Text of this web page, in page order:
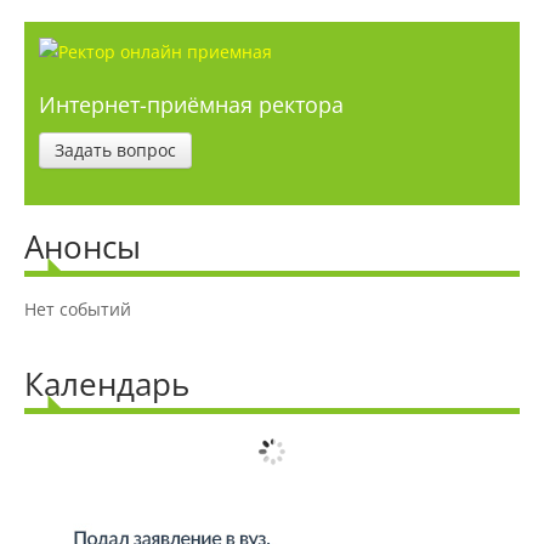
Абитуриенту
Направления подготовки
Документы для поступления
Интернет-приёмная ректора
Задать вопрос
Анонсы
Нет событий
Календарь